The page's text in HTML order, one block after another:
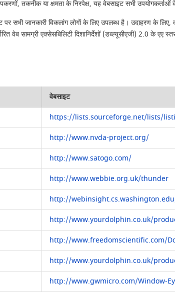
तकनीक या क्षमता के निरपेक्ष, यह वेबसाइट सभी
पर सभी जानकारी विकलांग लोगों के लिए उपलब्ध है। उदाहरण के
वेब सामग्री एक्सेसबिलिटी दिशानिर्देशों (डब्ल्यूसीएजी) 2.0 के एए
वेबसाइट
https://lists.sourceforge.net/lists/
http://www.nvda-project.org/
http://www.satogo.com/
http://www.webbie.org.uk/thunder
http://
http://www.yourdolphin.co.uk/
http://www.freedomscientific.com/
http://www.yourdolphin.co.uk/
http://www.gwmicro.com/Window-